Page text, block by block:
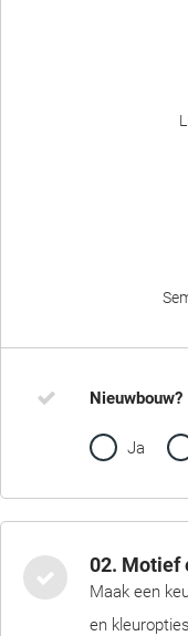
Nieuwbouw?
Ja
02. Motief
Maak een
en kleuropties